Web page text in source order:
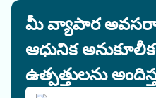
మీ వ్యాపార
ఆధునిక
ఉత్పత్తులను